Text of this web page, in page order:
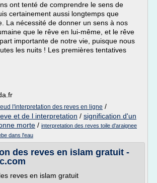
ont tenté de comprendre le sens de
certainement aussi longtemps que
La nécessité de donner un sens à nos
que le rêve en lui-même, et le rêve
importante de notre vie, puisque nous
les nuits ! Les premières tentatives
l'interpretation des reves en ligne /
et de l interpretation / signification d'un
morte / interpretation des reves toile d'araignee
dans l'eau
des reves en islam gratuit -
reves en islam gratuit